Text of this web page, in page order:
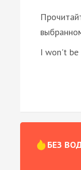
I won't be
БЕЗ